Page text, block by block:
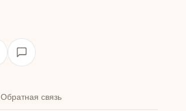
Обратная связь